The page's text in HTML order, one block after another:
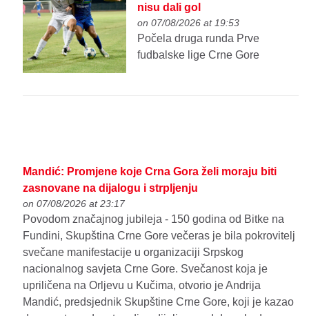
nisu dali gol
on 07/08/2026 at 19:53
Počela druga runda Prve
fudbalske lige Crne Gore
Mandić: Promjene koje Crna Gora želi moraju biti
zasnovane na dijalogu i strpljenju
on 07/08/2026 at 23:17
Povodom značajnog jubileja - 150 godina od Bitke na
Fundini, Skupština Crne Gore večeras je bila pokrovitelj
svečane manifestacije u organizaciji Srpskog
nacionalnog savjeta Crne Gore. Svečanost koja je
upriličena na Orljevu u Kučima, otvorio je Andrija
Mandić, predsjednik Skupštine Crne Gore, koji je kazao